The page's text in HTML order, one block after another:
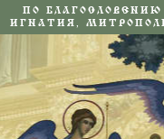
ПО
ИГНАТИЯ,